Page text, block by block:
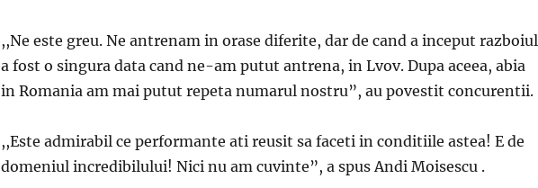
,,Ne este greu. Ne antrenam in orase diferite, dar de cand a inceput razboiul
a fost o singura data cand ne-am putut antrena, in Lvov. Dupa aceea, abia
in Romania am mai putut repeta numarul nostru”, au povestit concurentii.
,,Este admirabil ce performante ati reusit sa faceti in conditiile astea! E de
domeniul incredibilului! Nici nu am cuvinte”, a spus Andi Moisescu .